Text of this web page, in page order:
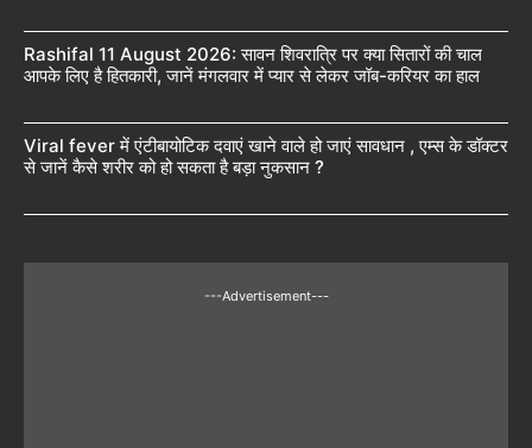
Rashifal 11 August 2026: सावन शिवरात्रि पर क्या सितारों की चाल
आपके लिए है हितकारी, जानें मंगलवार में प्यार से लेकर जॉब-करियर का हाल
Viral fever में एंटीबायोटिक दवाएं खाने वाले हो जाएं सावधान , एम्स के डॉक्टर
से जानें कैसे शरीर को हो सकता है बड़ा नुकसान ?
---Advertisement---